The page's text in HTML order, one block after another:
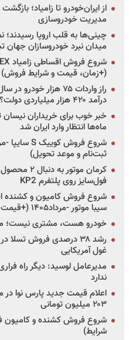
از ایران‌خودرو تا زامیاد؛
مدیریت خودروسازی
میدان نبرد خودروسازان جهان
(+زمان، قیمت و شرایط فروش)
درآمد ۴۲۰ هزار میلیاردی دولت؟
خبر خوب برای خریداران
ماه‌ها انتظار وارد ایران شد
ثبت‌نام و موعد تحویل)
فول‌سایز روی پلتفرم KP2
شروع فروش کامیون و کشنده
سیبا موتور -مرداد۱۴۰۵ (+قیمت و شرایط)
خودرو هست، مشتری نیست؛
رشد ۳۸ درصدی فروش
غول آمریکایی
مدیرعامل لوسید: دیگر راه
ندارد
۲۰۳ میلیون تومانی
شرایط)